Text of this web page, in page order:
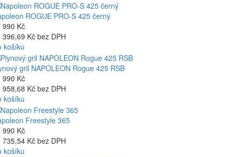
ROGUE PRO-S 425 černý
990 Kč
396,69 Kč bez DPH
košíku
gril NAPOLEON Rogue 425 RSB
990 Kč
958,68 Kč bez DPH
košíku
Freestyle 365
990 Kč
735,54 Kč bez DPH
košíku